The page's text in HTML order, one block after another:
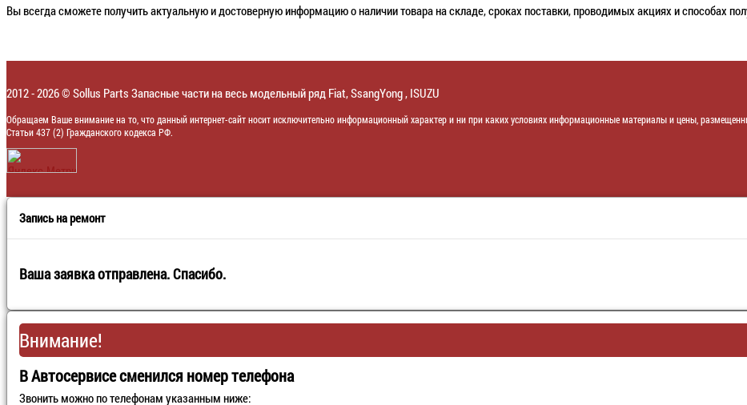
Вы всегда сможете получить актуальную и достоверную информацию о наличии товара на складе, сроках поставки, проводимых акциях и способах
2012 - 2026 © Sollus Parts Запасные части на весь модельный ряд Fiat, SsangYong , ISUZU
Обращаем Ваше внимание на то, что данный интернет-сайт носит исключительно информационный характер и ни при каких условиях информационные материалы и цены,
Статьи 437 (2) Гражданского кодекса РФ.
Запись на ремонт
Ваша заявка отправлена. Спасибо.
Внимание!
В Автосервисе сменился номер телефона
Звонить можно по телефонам указанным ниже: